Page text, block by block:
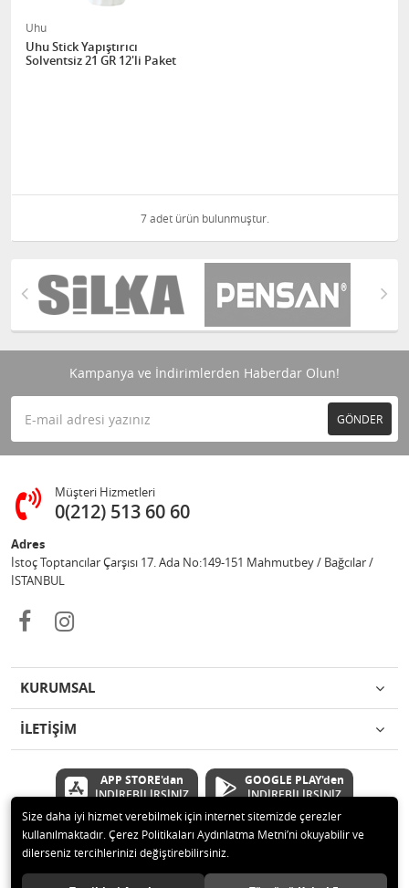
Uhu
Uhu Stick Yapıştırıcı
Solventsiz 21 GR 12'li Paket
7 adet ürün bulunmuştur.
Kampanya ve İndirimlerden Haberdar Olun!
GÖNDER
Müşteri Hizmetleri
0(212) 513 60 60
Adres
İstoç Toptancılar Çarşısı 17. Ada No:149-151 Mahmutbey / Bağcılar /
İSTANBUL
KURUMSAL
İLETİŞİM
APP STORE'dan
İNDİREBİLİRSİNİZ
GOOGLE PLAY'den
İNDİREBİLİRSİNİZ
© 2020 Çetinkaya Elektronik Kırtasiye Oyuncak San ve Tic.Ltd.Şti Tüm
Size daha iyi hizmet verebilmek için internet sitemizde çerezler
kullanılmaktadır. Çerez Politikaları Aydınlatma Metni’ni okuyabilir ve
dilerseniz tercihlerinizi değiştirebilirsiniz.